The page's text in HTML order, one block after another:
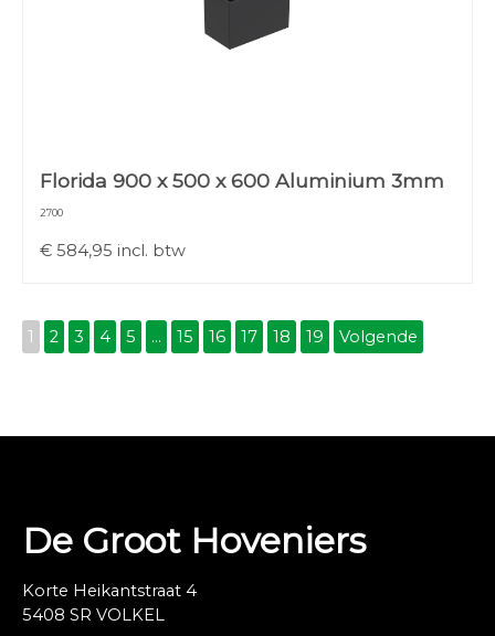
Florida 900 x 500 x 600 Aluminium 3mm
2700
€ 584,95 incl. btw
1 2 3 4 5 ... 15 16 17 18 19 Volgende
De Groot Hoveniers
Korte Heikantstraat 4
5408 SR VOLKEL